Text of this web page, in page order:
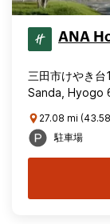
ANA
三田市けやき台
Sanda, Hyogo
27.08 mi
駐車場